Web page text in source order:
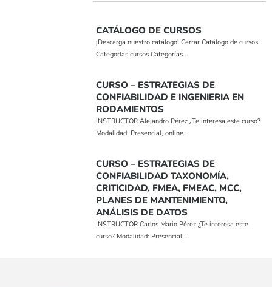
CATÁLOGO DE CURSOS
¡Descarga nuestro catálogo! Cerrar Catálogo de cursos
Categorías cursos Categorías...
CURSO – ESTRATEGIAS DE
CONFIABILIDAD E INGENIERIA EN
RODAMIENTOS
INSTRUCTOR Alejandro Pérez ¿Te interesa este curso?
Modalidad: Presencial, online...
CURSO – ESTRATEGIAS DE
CONFIABILIDAD TAXONOMÍA,
CRITICIDAD, FMEA, FMEAC, MCC,
PLANES DE MANTENIMIENTO,
ANÁLISIS DE DATOS
INSTRUCTOR Carlos Mario Pérez ¿Te interesa este
curso? Modalidad: Presencial,...